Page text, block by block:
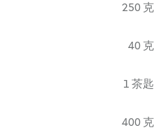
250 克
40 克
1 茶匙
400 克